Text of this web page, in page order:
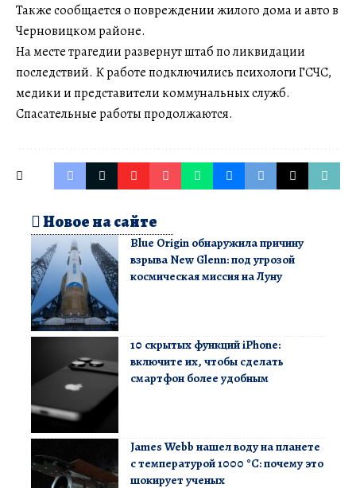
Также сообщается о повреждении жилого дома и авто в
Черновицком районе.
На месте трагедии развернут штаб по ликвидации
последствий. К работе подключились психологи ГСЧС,
медики и представители коммунальных служб.
Спасательные работы продолжаются.
Новое на сайте
Blue Origin обнаружила причину
взрыва New Glenn: под угрозой
космическая миссия на Луну
10 скрытых функций iPhone:
включите их, чтобы сделать
смартфон более удобным
James Webb нашел воду на планете
с температурой 1000 °C: почему это
шокирует ученых